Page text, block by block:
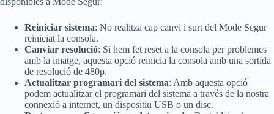
Reiniciar sistema: No realitza cap canvi i surt del Mode Segur
reiniciat la consola.
Canviar resolució: Si hem fet reset a la consola per problemes
amb la imatge, aquesta opció reinicia la consola amb una sortida
de resolució de 480p.
Actualitzar programari del sistema: Amb aquesta opció
podem actualitzar el programari del sistema a través de la nostra
connexió a internet, un dispositiu USB o un disc.